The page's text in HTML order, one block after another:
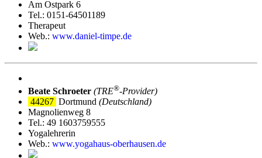
Am Ostpark 6
Tel.: 0151-64501189
Therapeut
Web.: www.daniel-timpe.de
Beate Schroeter (TRE®‑Provider)
44267 Dortmund (Deutschland)
Magnolienweg 8
Tel.: 49 1603759555
Yogalehrerin
Web.: www.yogahaus-oberhausen.de